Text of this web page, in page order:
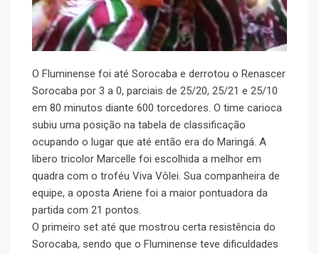
O Fluminense foi até Sorocaba e derrotou o Renascer
Sorocaba por 3 a 0, parciais de 25/20, 25/21 e 25/10
em 80 minutos diante 600 torcedores. O time carioca
subiu uma posição na tabela de classificação
ocupando o lugar que até então era do Maringá. A
libero tricolor Marcelle foi escolhida a melhor em
quadra com o troféu Viva Vôlei. Sua companheira de
equipe, a oposta Ariene foi a maior pontuadora da
partida com 21 pontos.
O primeiro set até que mostrou certa resistência do
Sorocaba, sendo que o Fluminense teve dificuldades